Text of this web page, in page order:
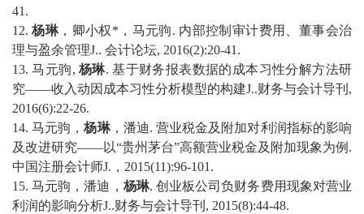
41.
1 2. 杨琳，卿小权* ，马元驹. 内部控制审计费用、董事会治
理与盈余管理J.. 会计论坛, 2016(2):20-41.
13. 马元驹, 杨琳.基于财务报表数据的成本习性分解方法研
究——收入动因成本习性分析模型的构建J..财务与会计导刊 ,
2016(6):22-26.
14. 马元驹，杨琳，潘迪. 营业税金及附加对利润指标的影响
及改进研究——以“贵州茅台”高额营业税金及附加现象为例 .
中国注册会计师J. ， 2015(11):96-101.
1 5. 马元驹，潘迪， 杨琳. 创业板公司负财务费用现象对营业
利润的影响分析J..财务与会计导刊 , 2015(8):44-48.